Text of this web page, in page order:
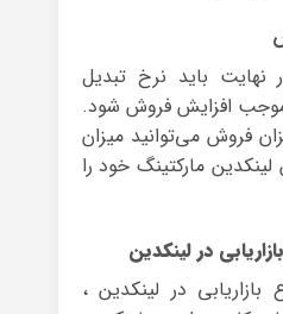
نهایت باید نرخ تبدیل
افزایش فروش شود.
فروش می‌توانید میزان
مارکتینگ خود را
در لینکدین
در لینکدین ،